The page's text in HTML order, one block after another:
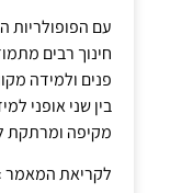
עם הפופולריות
חינוך רבים
פנים ולמידה
בין שני אופני
מקיפה ומרתקת
לקריאת המאמר